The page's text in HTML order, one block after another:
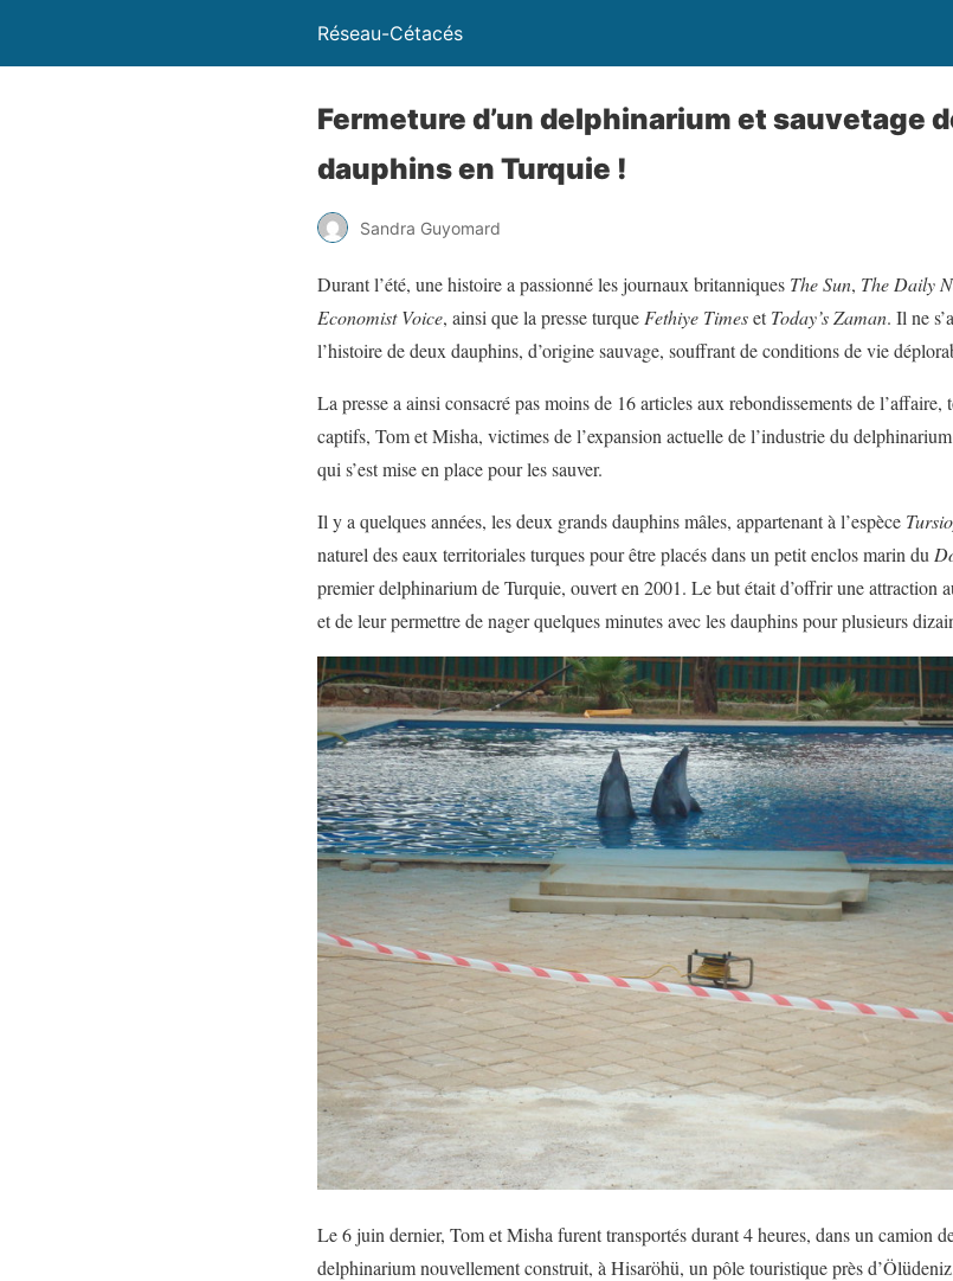
Réseau-Cétacés
Fermeture d’un delphinarium et sauvetage
dauphins en Turquie !
Sandra Guyomard
Durant l’été, une histoire a passionné les journaux britanniques The Sun, The Daily
Economist Voice, ainsi que la presse turque Fethiye TimesetToday’s Zaman. Il ne
l’histoire de deux dauphins, d’origine sauvage, souffrant de conditions de vie
La presse a ainsi consacré pas moins de 16 articles aux rebondissements de
captifs, Tom et Misha, victimes de l’expansion actuelle de l’industrie du
qui s’est mise en place pour les sauver.
Il y a quelques années, les deux grands dauphins mâles, appartenant à l’espèce
naturel des eaux territoriales turques pour être placés dans un petit enclos marin du
premier delphinarium de Turquie, ouvert en 2001. Le but était d’offrir une attraction
et de leur permettre de nager quelques minutes avec les dauphins pour plusieurs
Le 6 juin dernier, Tom et Misha furent transportés durant 4 heures, dans un camion
delphinarium nouvellement construit, à Hisaröhü, un pôle touristique près